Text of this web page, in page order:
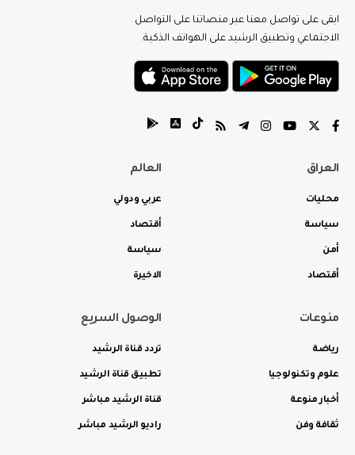
ابقى على تواصل معنا عبر منصاتنا على التواصل
الاجتماعي وتطبيق الرشيد على الهواتف الذكية.
العراق
محليات
سياسة
أمن
أقتصاد
العالم
عربي ودولي
أقتصاد
سياسة
الاخيرة
منوعات
رياضة
علوم وتكنولوجيا
أخبار منوعة
ثقافة وفن
الوصول السريع
تردد قناة الرشيد
تطبيق قناة الرشيد
قناة الرشيد مباشر
راديو الرشيد مباشر